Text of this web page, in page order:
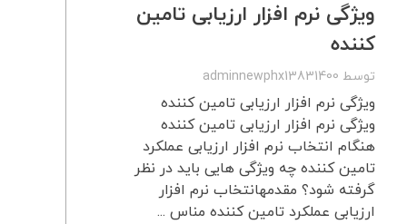
ویژگی نرم افزار ارزیابی تامین
کننده
توسط adminnewphx13831400
ویژگی نرم افزار ارزیابی تامین کننده
ویژگی نرم افزار ارزیابی تامین کننده
هنگام انتخاب نرم افزار ارزیابی عملکرد
تامین کننده چه ویژگی هایی باید در نظر
گرفته شود؟ مقدمهانتخاب نرم افزار
ارزیابی عملکرد تامین کننده مناس ...